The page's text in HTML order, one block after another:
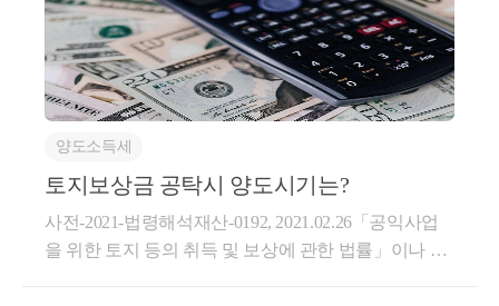
필지별 보상금액을 확인해야 합니다.여러 필지를 보유
하고 있다면 전체 보상금액만 보지 말고 각 필지가 얼
마로 평가되었는지를 따로 살펴보시기 바랍니다.비슷
한 위치에 있는 토지인데도 특정 필지만 유독 낮게 평
가되었거나, 토지의 이용 상황과 장점이 제대로 반영
되지 않은 것으로 보일 수 있습니다.이럴 때는 단순히
보상금이 적다고 생각하는 데서 그치지 말고 사업시행
자에게 정보공개를 청구하여 감정평가 내역을 받아보
는 것이 좋습니다.감정평가 내역을 확인하면 다음과
대부분 공공주택지구 지정 고시일이 사업인정고시일
이 됩니다.이때부터 사업시행자는 토지를 수용할 수
있는 법적인 권한을 갖게 됩니다.광명시흥 사업인정고
시일은?광명시흥 공공주택사업은2022년 11월 29일공
공주택지구로 지정되었습니다.따라서 광명시흥 사업
인정고시일은 2022년 11월 29일입니다.이 날짜를 기준
으로 대부분의 세법상 특례가 판단됩니다.첫 번째공익
는 절세제도는 양도소득세 감면입니다.대표적으로현
금보상 : 15%채권보상 : 20%, 35%, 45%까지 세액감면
양도소득세
토지보상금 공탁시 양도시기는?
사전-2021-법령해석재산-0192, 2021.02.26「공익사업
을 위한 토지 등의 취득 및 보상에 관한 법률」이나 그